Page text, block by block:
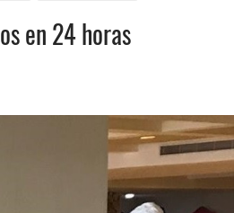
en 24 horas